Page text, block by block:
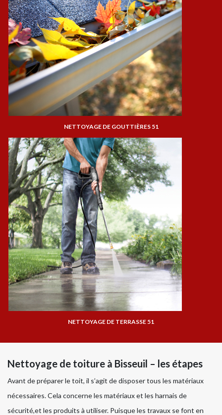
NETTOYAGE DE GOUTTIÈRES 51
NETTOYAGE DE TERRASSE 51
Nettoyage de toiture à Bisseuil – les étapes
Avant de préparer le toit, il s’agit de disposer tous les matériaux
nécessaires. Cela concerne les matériaux et les harnais de
sécurité,et les produits à utiliser. Puisque les travaux se font en